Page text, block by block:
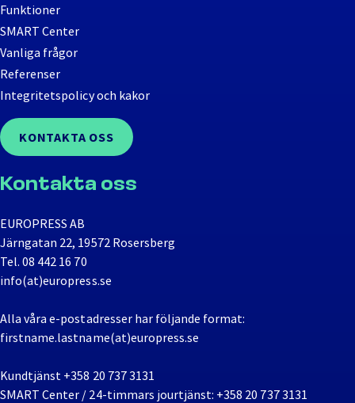
Funktioner
SMART Center
Vanliga frågor
Referenser
Integritetspolicy och kakor
KONTAKTA OSS
Kontakta oss
EUROPRESS AB
Järngatan 22, 19572 Rosersberg
Tel.08 442 16 70
info(at)europress.se
Alla våra e-postadresser har följande format:
firstname.lastname(at)europress.se
Kundtjänst +358 20 737 3131
SMART Center / 24-timmars jourtjänst: +358 20 737 3131